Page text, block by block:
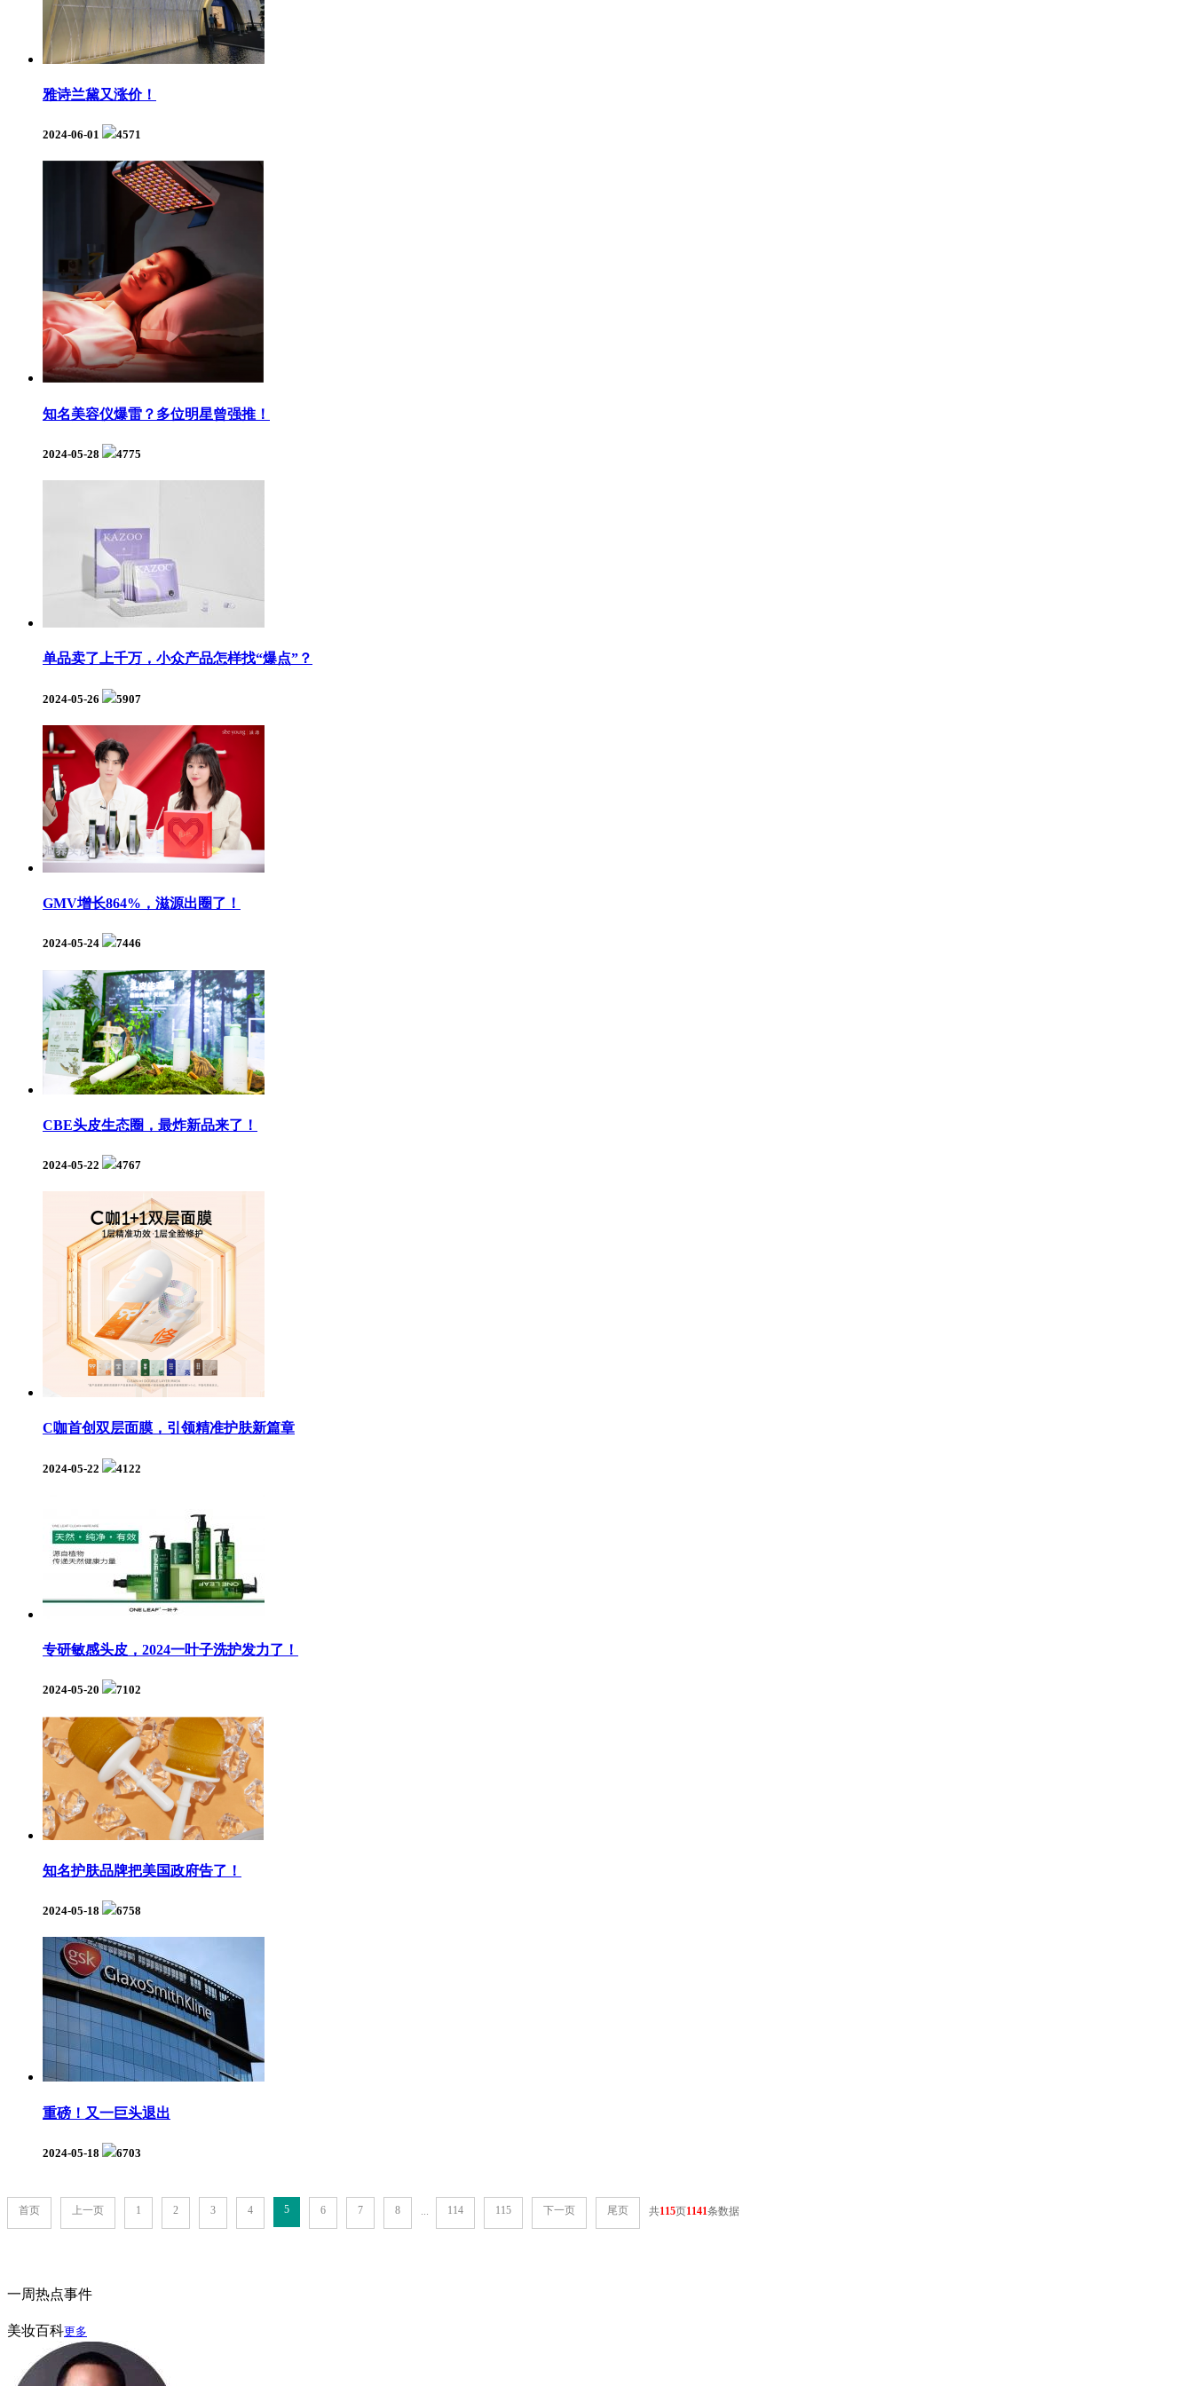
雅诗兰黛又涨价！
2024-06-01 4571
知名美容仪爆雷？多位明星曾强推！
2024-05-28 4775
单品卖了上千万，小众产品怎样找“爆点”？
2024-05-26 5907
GMV增长864%，滋源出圈了！
2024-05-24 7446
CBE头皮生态圈，最炸新品来了！
2024-05-22 4767
C咖首创双层面膜，引领精准护肤新篇章
2024-05-22 4122
专研敏感头皮，2024一叶子洗护发力了！
2024-05-20 7102
知名护肤品牌把美国政府告了！
2024-05-18 6758
重磅！又一巨头退出
2024-05-18 6703
首页 上一页 1 2 3 4 5 6 7 8 ... 114 115 下一页 尾页 共115页1141条数据
一周热点事件
美妆百科更多